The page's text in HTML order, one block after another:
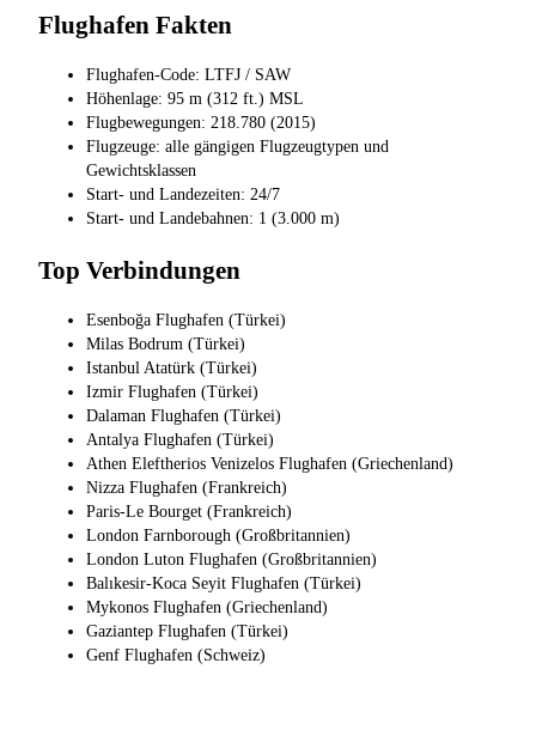
Flughafen Fakten
Flughafen-Code: LTFJ / SAW
Höhenlage: 95 m (312 ft.) MSL
Flugbewegungen: 218.780 (2015)
Flugzeuge: alle gängigen Flugzeugtypen und
Gewichtsklassen
Start- und Landezeiten: 24/7
Start- und Landebahnen: 1 (3.000 m)
Top Verbindungen
Esenboğa Flughafen (Türkei)
Milas Bodrum (Türkei)
Istanbul Atatürk (Türkei)
Izmir Flughafen (Türkei)
Dalaman Flughafen (Türkei)
Antalya Flughafen (Türkei)
Athen Eleftherios Venizelos Flughafen (Griechenland)
Nizza Flughafen (Frankreich)
Paris-Le Bourget (Frankreich)
London Farnborough (Großbritannien)
London Luton Flughafen (Großbritannien)
Balıkesir-Koca Seyit Flughafen (Türkei)
Mykonos Flughafen (Griechenland)
Gaziantep Flughafen (Türkei)
Genf Flughafen (Schweiz)